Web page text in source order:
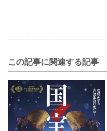
この記事に関連する記事